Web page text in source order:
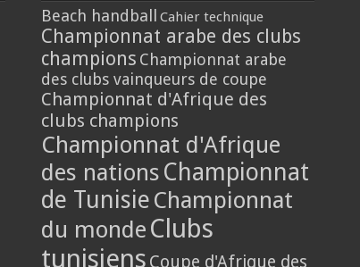
Beach handball Cahier technique
Championnat arabe des clubs
champions Championnat arabe
des clubs vainqueurs de coupe
Championnat d'Afrique des
clubs champions
Championnat d'Afrique
des nations Championnat
de Tunisie Championnat
du monde Clubs
tunisiens Coupe d'Afrique des